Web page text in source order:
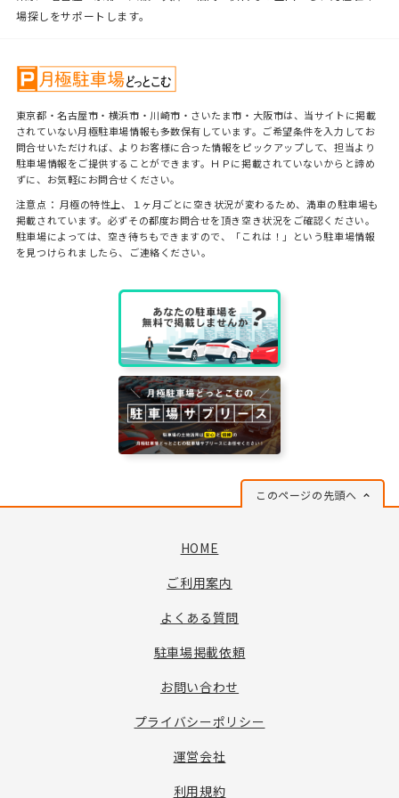
場探しをサポートします。
東京都・名古屋市・横浜市・川崎市・さいたま市・大阪市は、当サイトに掲載
されていない月極駐車場情報も多数保有しています。ご希望条件を入力してお
問合せいただければ、よりお客様に合った情報をピックアップして、担当より
駐車場情報をご提供することができます。ＨＰに掲載されていないからと諦め
ずに、お気軽にお問合せください。
注意点： 月極の特性上、１ヶ月ごとに空き状況が変わるため、満車の駐車場も
掲載されています。必ずその都度お問合せを頂き空き状況をご確認ください。
駐車場によっては、空き待ちもできますので、「これは！」という駐車場情報
を見つけられましたら、ご連絡ください。
このページの先頭へ
HOME
ご利用案内
よくある質問
駐車場掲載依頼
お問い合わせ
プライバシーポリシー
運営会社
利用規約